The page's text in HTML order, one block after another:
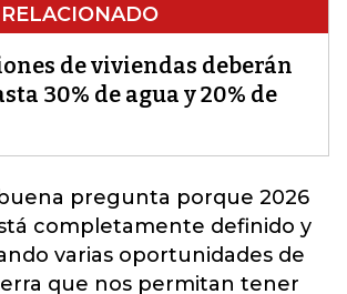
de viviendas deberán
30% de agua y 20% de
pregunta porque 2026
completamente definido y
varias oportunidades de
que nos permitan tener